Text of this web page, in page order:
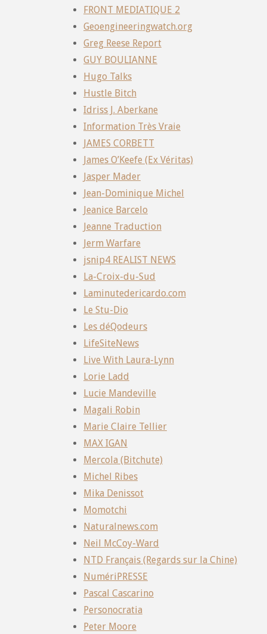
FRONT MEDIATIQUE 2
Geoengineeringwatch.org
Greg Reese Report
GUY BOULIANNE
Hugo Talks
Hustle Bitch
Idriss J. Aberkane
Information Très Vraie
JAMES CORBETT
James O’Keefe (Ex Véritas)
Jasper Mader
Jean-Dominique Michel
Jeanice Barcelo
Jeanne Traduction
Jerm Warfare
jsnip4 REALIST NEWS
La-Croix-du-Sud
Laminutedericardo.com
Le Stu-Dio
Les déQodeurs
LifeSiteNews
Live With Laura-Lynn
Lorie Ladd
Lucie Mandeville
Magali Robin
Marie Claire Tellier
MAX IGAN
Mercola (Bitchute)
Michel Ribes
Mika Denissot
Momotchi
Naturalnews.com
Neil McCoy-Ward
NTD Français (Regards sur la Chine)
NumériPRESSE
Pascal Cascarino
Personocratia
Peter Moore